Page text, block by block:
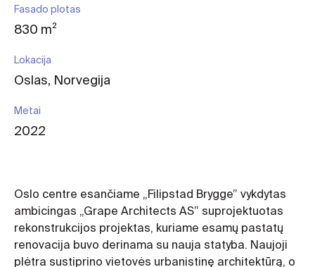
Fasado plotas
830 m²
Lokacija
Oslas, Norvegija
Metai
2022
Oslo centre esančiame „Filipstad Brygge” vykdytas
ambicingas „Grape Architects AS” suprojektuotas
rekonstrukcijos projektas, kuriame esamų pastatų
renovacija buvo derinama su nauja statyba. Naujoji
plėtra sustiprino vietovės urbanistinę architektūrą, o